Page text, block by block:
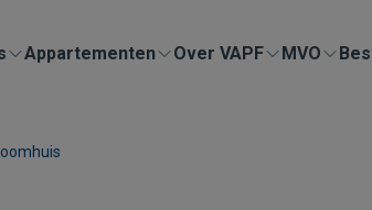
Appartementen Over VAPF MVO